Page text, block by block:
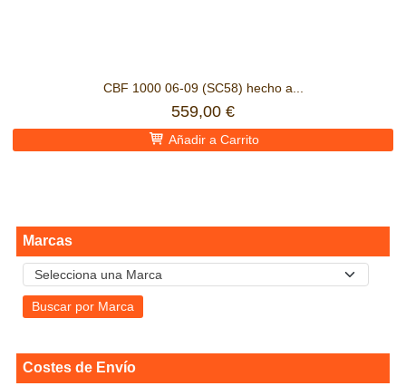
Marcas
Costes de Envío
CBF 1000 06-09 (SC58) hecho a...
559,00 €
Añadir a Carrito